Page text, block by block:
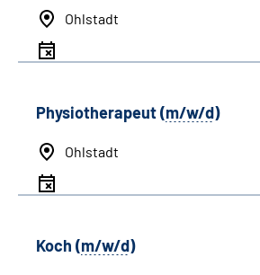
Ohlstadt
Physiotherapeut (m/w/d)
Ohlstadt
Koch (m/w/d)